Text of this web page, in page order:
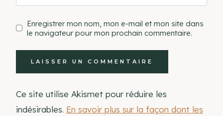
Enregistrer mon nom, mon e-mail et mon site dans
le navigateur pour mon prochain commentaire.
Ce site utilise Akismet pour réduire les
indésirables. En savoir plus sur la façon dont les